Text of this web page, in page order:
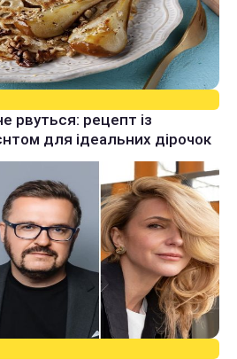
рвуться: рецепт із
для ідеальних дірочок